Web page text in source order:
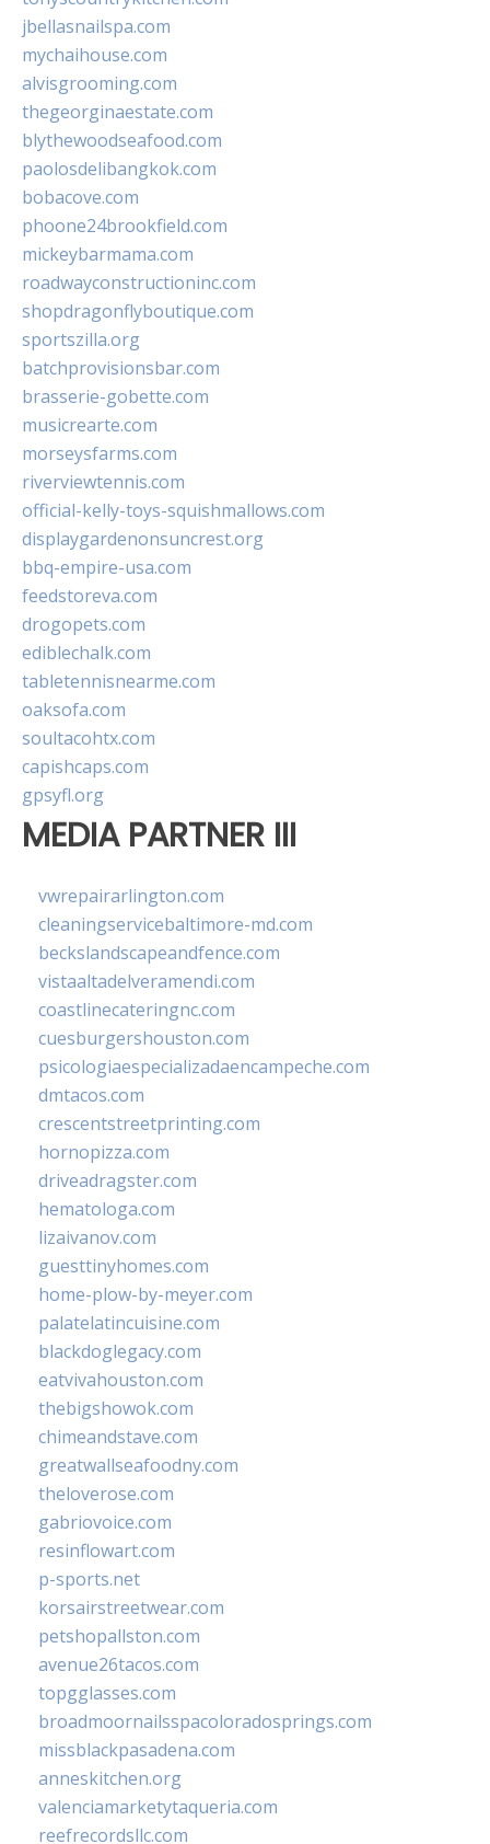
jbellasnailspa.com
mychaihouse.com
alvisgrooming.com
thegeorginaestate.com
blythewoodseafood.com
paolosdelibangkok.com
bobacove.com
phoone24brookfield.com
mickeybarmama.com
roadwayconstructioninc.com
shopdragonflyboutique.com
sportszilla.org
batchprovisionsbar.com
brasserie-gobette.com
musicrearte.com
morseysfarms.com
riverviewtennis.com
official-kelly-toys-squishmallows.com
displaygardenonsuncrest.org
bbq-empire-usa.com
feedstoreva.com
drogopets.com
ediblechalk.com
tabletennisnearme.com
oaksofa.com
soultacohtx.com
capishcaps.com
gpsyfl.org
MEDIA PARTNER III
vwrepairarlington.com
cleaningservicebaltimore-md.com
beckslandscapeandfence.com
vistaaltadelveramendi.com
coastlinecateringnc.com
cuesburgershouston.com
psicologiaespecializadaencampeche.com
dmtacos.com
crescentstreetprinting.com
hornopizza.com
driveadragster.com
hematologa.com
lizaivanov.com
guesttinyhomes.com
home-plow-by-meyer.com
palatelatincuisine.com
blackdoglegacy.com
eatvivahouston.com
thebigshowok.com
chimeandstave.com
greatwallseafoodny.com
theloverose.com
gabriovoice.com
resinflowart.com
p-sports.net
korsairstreetwear.com
petshopallston.com
avenue26tacos.com
topgglasses.com
broadmoornailsspacoloradosprings.com
missblackpasadena.com
anneskitchen.org
valenciamarketytaqueria.com
reefrecordsllc.com